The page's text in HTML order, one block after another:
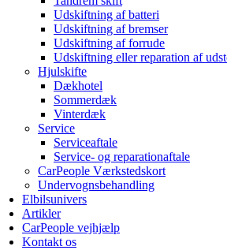
Udskiftning af batteri
Udskiftning af bremser
Udskiftning af forrude
Udskiftning eller reparation af
Hjulskifte
Dækhotel
Sommerdæk
Vinterdæk
Service
Serviceaftale
Service- og reparationaftale
CarPeople Værkstedskort
Undervognsbehandling
Elbilsunivers
Artikler
CarPeople vejhjælp
Kontakt os